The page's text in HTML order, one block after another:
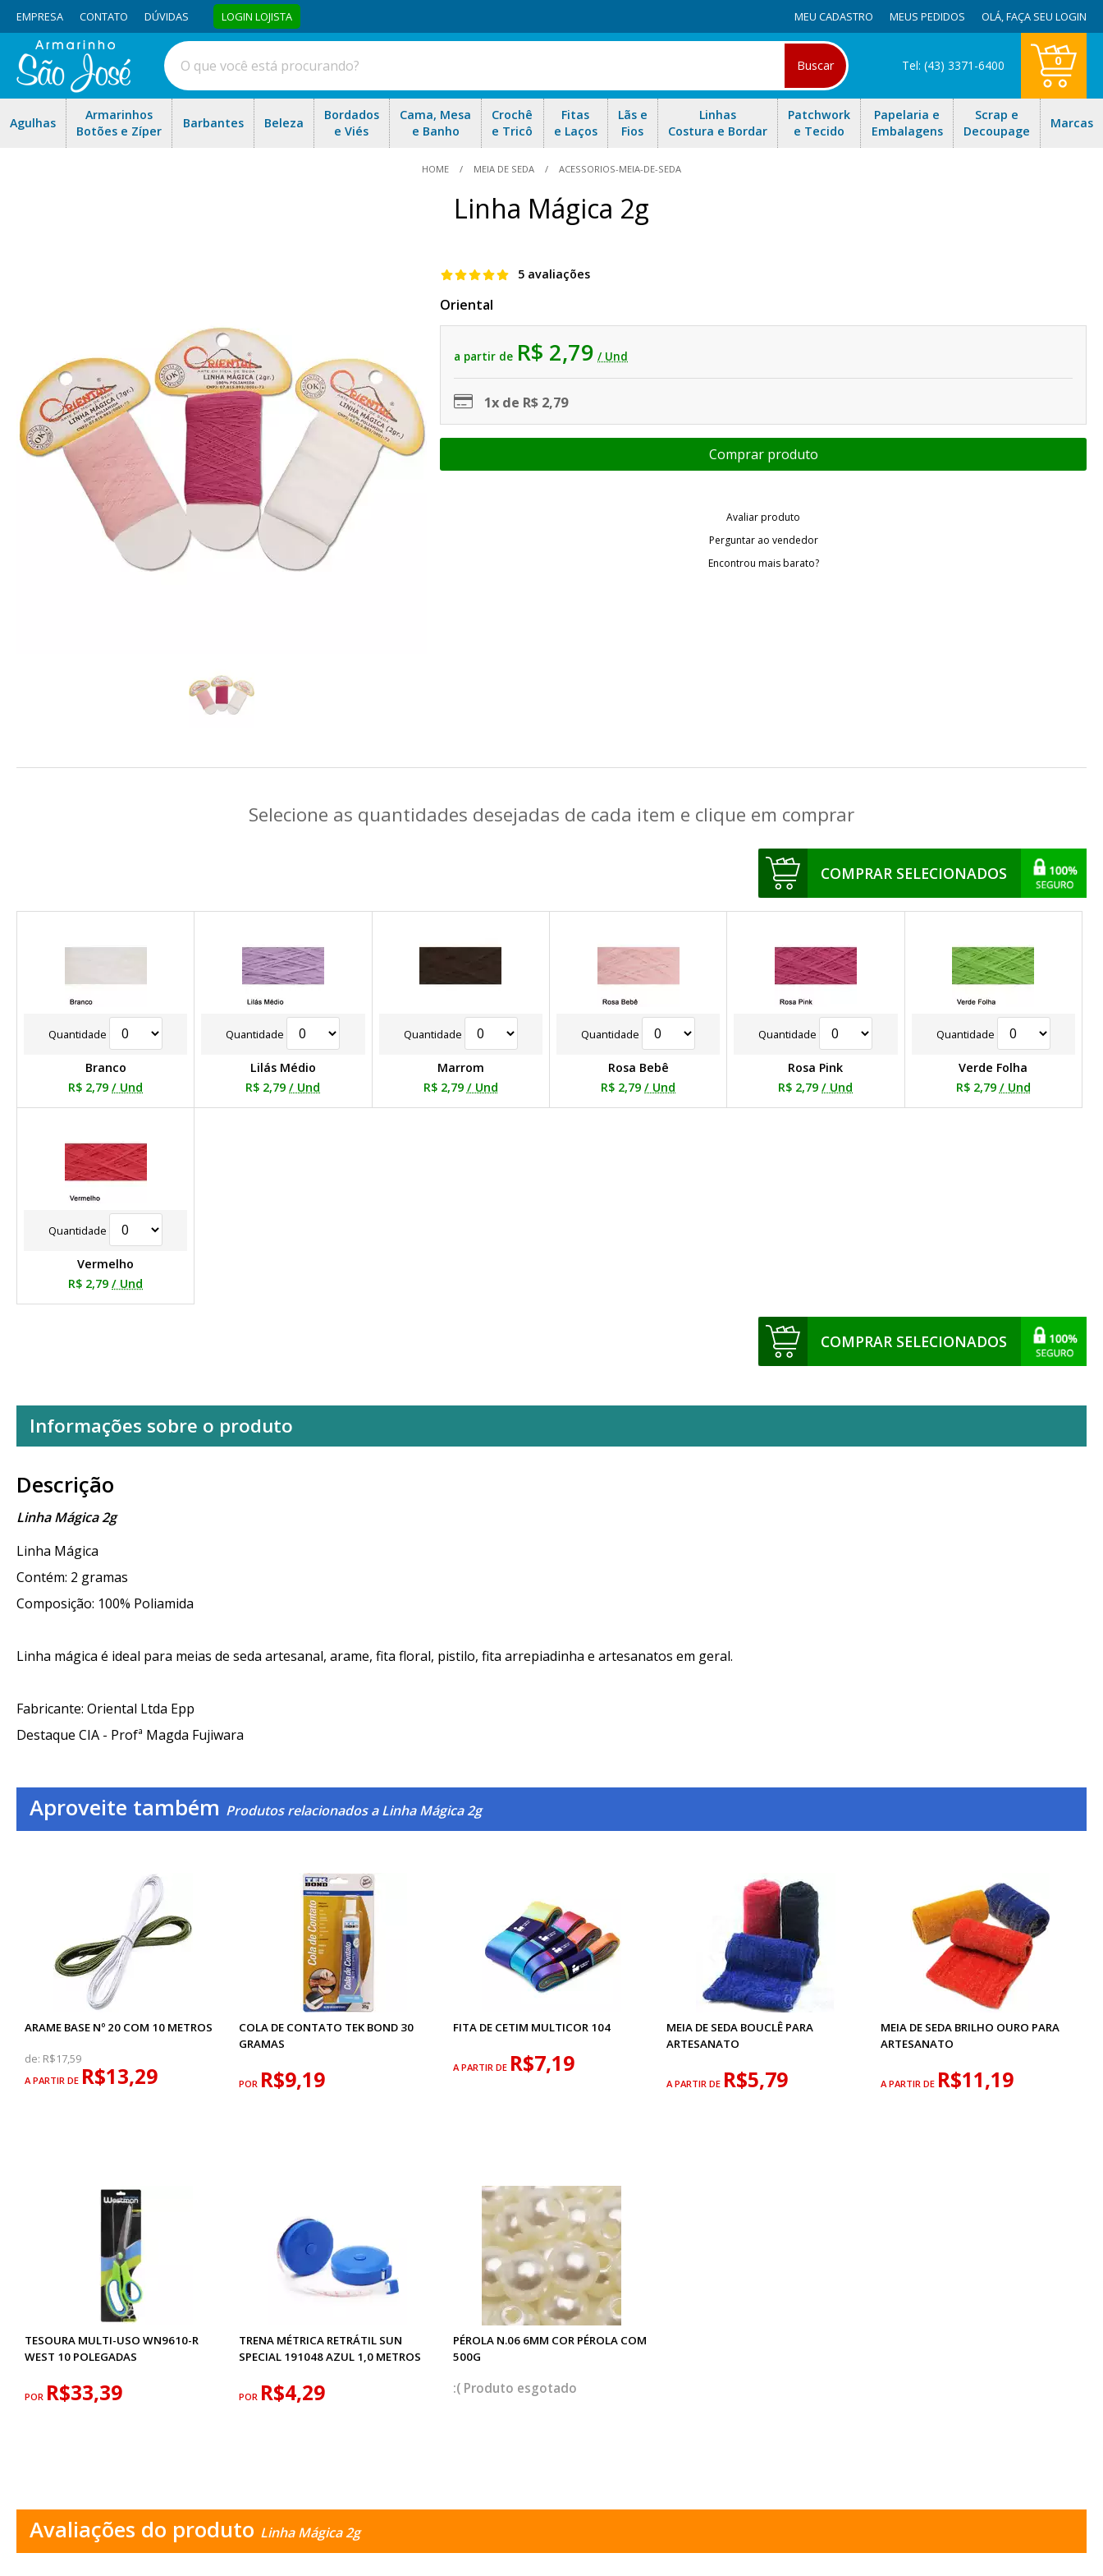
EMPRESA CONTATO DÚVIDAS LOGIN LOJISTA MEU CADASTRO MEUS PEDIDOS OLÁ,FAÇA SEU LOGIN
Buscar Tel: (43) 3371-6400 0
Agulhas
Armarinhos
Botões e Zíper
Barbantes Beleza
Bordados
e Viés
Cama, Mesa
e Banho
Crochê
e Tricô
Fitas
e Laços
Lãs e
Fios
Linhas
Costura e Bordar
Patchwork
e Tecido
Papelaria e
Embalagens
Scrap e
Decoupage
Marcas
HOME MEIA DE SEDA ACESSORIOS-MEIA-DE-SEDA
Linha Mágica 2g
5 avaliações
Oriental
a partir de R$ 2,79 / Und
1x de R$ 2,79
Avaliar produto
Perguntar ao vendedor
Encontrou mais barato?
Selecione as quantidades desejadas de cada item e clique em comprar
COMPRAR SELECIONADOS
Quantidade
Branco
R$ 2,79 / Und
Quantidade
Lilás Médio
R$ 2,79 / Und
Quantidade
Marrom
R$ 2,79 / Und
Quantidade
Rosa Bebê
R$ 2,79 / Und
Quantidade
Rosa Pink
R$ 2,79 / Und
Quantidade
Verde Folha
R$ 2,79 / Und
Quantidade
Vermelho
R$ 2,79 / Und
COMPRAR SELECIONADOS
Informações sobre o produto
Descrição
Linha Mágica 2g
Linha Mágica
Contém: 2 gramas
Composição: 100% Poliamida
Linha mágica é ideal para meias de seda artesanal, arame, fita floral, pistilo, fita arrepiadinha e artesanatos em geral.
Fabricante: Oriental Ltda Epp
Destaque CIA - Profª Magda Fujiwara
Aproveite também Produtos relacionados a Linha Mágica 2g
ARAME BASE Nº 20 COM 10 METROS
de: R$17,59
A PARTIR DE R$13,29
COLA DE CONTATO TEK BOND 30
GRAMAS
POR R$9,19
FITA DE CETIM MULTICOR 104
A PARTIR DE R$7,19
MEIA DE SEDA BOUCLÊ PARA
ARTESANATO
A PARTIR DE R$5,79
MEIA DE SEDA BRILHO OURO PARA
ARTESANATO
A PARTIR DE R$11,19
TESOURA MULTI-USO WN9610-R
WEST 10 POLEGADAS
POR R$33,39
TRENA MÉTRICA RETRÁTIL SUN
SPECIAL 191048 AZUL 1,0 METROS
POR R$4,29
PÉROLA N.06 6MM COR PÉROLA COM
500G
esgotado
Avaliações do produto Linha Mágica 2g